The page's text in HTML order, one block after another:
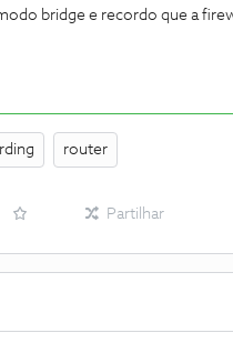
bridge e recordo que a
router
Partilhar